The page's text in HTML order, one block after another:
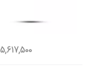
5,617,500